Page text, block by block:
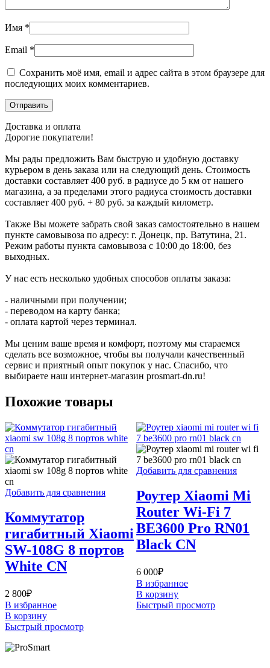
Имя *
Email *
Сохранить моё имя, email и адрес сайта в этом браузере для
последующих моих комментариев.
Доставка и оплата
Дорогие покупатели!
Мы рады предложить Вам быструю и удобную доставку
курьером в день заказа или на следующий день. Стоимость
доставки составляет 400 руб. в радиусе до 5 км от нашего
магазина, а за пределами этого радиуса стоимость доставки
составляет 400 руб. + 80 руб. за каждый километр.
Также Вы можете забрать свой заказ самостоятельно в нашем
пункте самовывоза по адресу: г. Донецк, пр. Ватутина, 21.
Режим работы пункта самовывоза с 10:00 до 18:00, без
выходных.
У нас есть несколько удобных способов оплаты заказа:
- наличными при получении;
- переводом на карту банка;
- оплата картой через терминал.
Мы ценим ваше время и комфорт, поэтому мы стараемся
сделать все возможное, чтобы вы получали качественный
сервис и приятный опыт покупок у нас. Спасибо, что
выбираете наш интернет-магазин prosmart-dn.ru!
Похожие товары
Добавить для сравнения
Коммутатор
гигабитный Xiaomi
SW-108G 8 портов
White CN
2 800₽
В избранное
В корзину
Быстрый просмотр
Добавить для сравнения
Роутер Xiaomi Mi
Router Wi-Fi 7
BE3600 Pro RN01
Black CN
6 000₽
В избранное
В корзину
Быстрый просмотр